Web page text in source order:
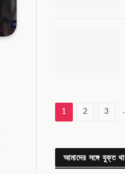
1 2 3
আমাদের সঙ্গে যুক্ত